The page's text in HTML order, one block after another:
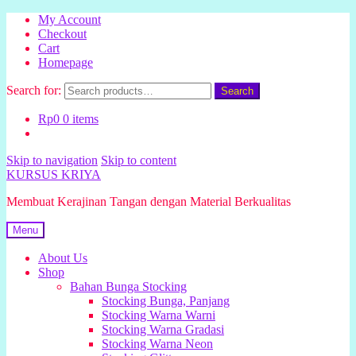
My Account
Checkout
Cart
Homepage
Search for: Search
Rp0 0 items
Skip to navigation Skip to content
KURSUS KRIYA
Membuat Kerajinan Tangan dengan Material Berkualitas
Menu
About Us
Shop
Bahan Bunga Stocking
Stocking Bunga, Panjang
Stocking Warna Warni
Stocking Warna Gradasi
Stocking Warna Neon